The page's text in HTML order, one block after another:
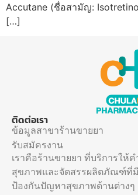
Accutane (ชื่อสามัญ:
[…]
ติดต่อเรา
ข้อมูลสาขาร้านขายยา
รับสมัครงาน
เราคือร้านขายยา ที่บริการใ
สุขภาพและจัดสรรผลิตภัณฑ์ที่
ป้องกันปัญหาสุขภาพด้านต่าง